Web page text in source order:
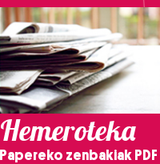
Hemeroteka
Papereko zenbakiak PDF